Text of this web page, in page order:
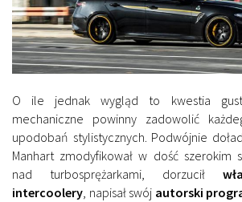
O ile jednak wygląd to kwestia
mechaniczne powinny zadowolić
upodobań stylistycznych. Podwójnie
Manhart zmodyfikował w dość szerokim
nad turbosprężarkami, dorzucił
intercoolery, napisał swój autorski